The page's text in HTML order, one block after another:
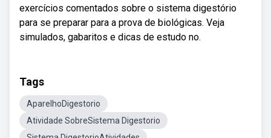
exercícios comentados sobre o sistema digestório
para se preparar para a prova de biológicas. Veja
simulados, gabaritos e dicas de estudo no.
Tags
AparelhoDigestorio
Atividade SobreSistema Digestorio